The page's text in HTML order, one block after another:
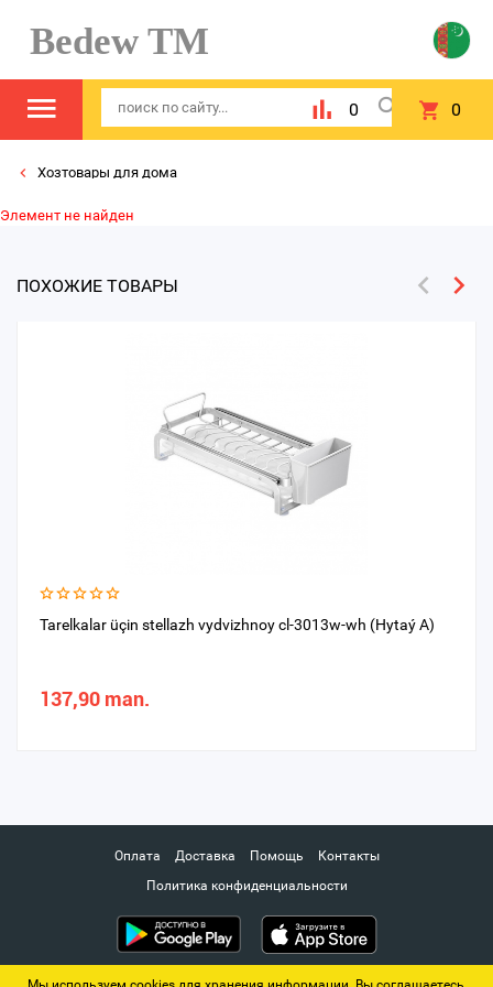
Bedew TM
0 0
Хозтовары для дома
Элемент не найден
ПОХОЖИЕ ТОВАРЫ
Tarelkalar üçin stellazh vydvizhnoy cl-3013w-wh (Hytaý A)
137,90 man.
Оплата Доставка Помощь
Контакты
Политика конфиденциальности